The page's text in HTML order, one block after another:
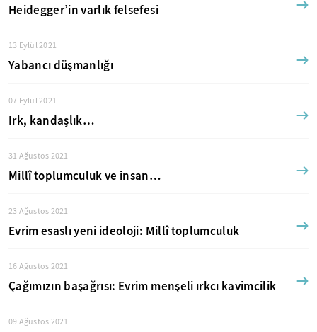
Heidegger’in varlık felsefesi
13 Eylül 2021
Yabancı düşmanlığı
07 Eylül 2021
Irk, kandaşlık…
31 Ağustos 2021
Millî toplumculuk ve insan…
23 Ağustos 2021
Evrim esaslı yeni ideoloji: Millî toplumculuk
16 Ağustos 2021
Çağımızın başağrısı: Evrim menşeli ırkcı kavimcilik
09 Ağustos 2021